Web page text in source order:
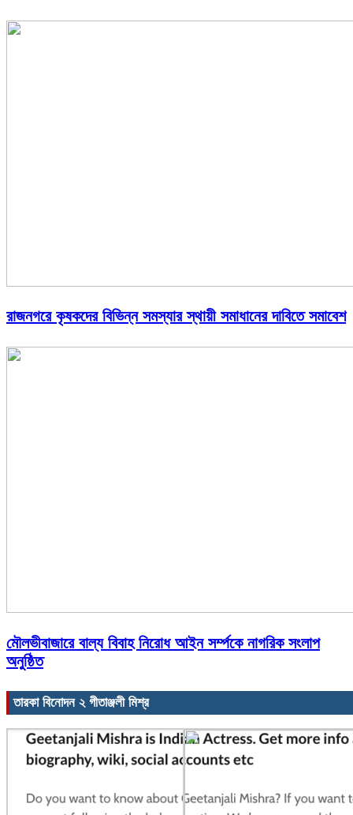
রাজনগরে কৃষকদের বিভিন্ন সমস্যার স্থায়ী সমাধানের দাবিতে সমাবেশ
মৌলভীবাজারে বাল্য বিবাহ নিরোধ আইন সর্ম্পকে নাগরিক সংলাপ
অনুষ্ঠিত
তারকা বিনোদন ২ গীতাঞ্জলী মিশ্র